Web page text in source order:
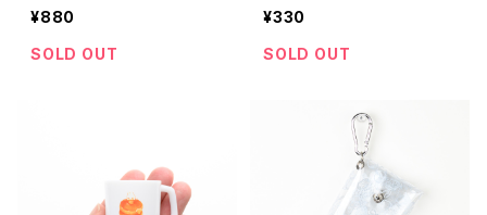
¥880
SOLD OUT
¥330
SOLD OUT